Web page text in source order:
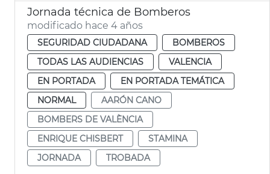
Jornada técnica de Bomberos
modificado hace 4 años
SEGURIDAD CIUDADANA
BOMBEROS
TODAS LAS AUDIENCIAS
VALENCIA
EN PORTADA
EN PORTADA TEMÁTICA
NORMAL
AARÓN CANO
BOMBERS DE VALÈNCIA
ENRIQUE CHISBERT
STAMINA
JORNADA
TROBADA